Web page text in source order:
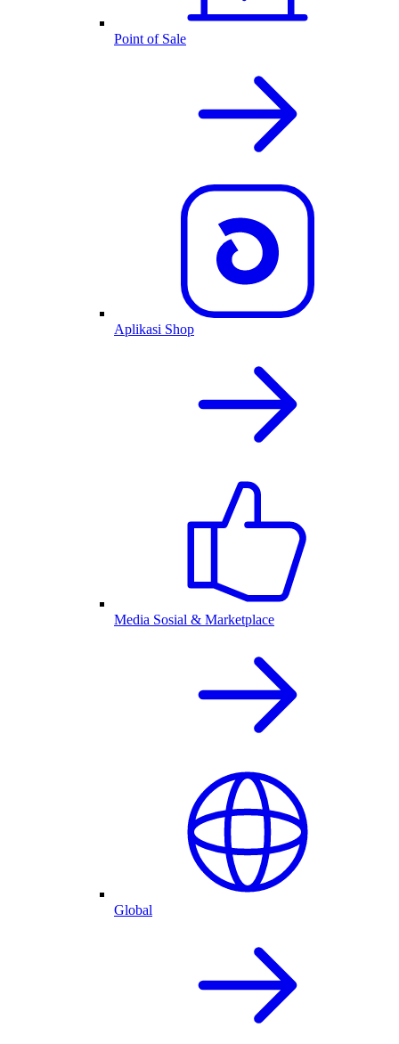
Point of Sale
Aplikasi Shop
Media Sosial & Marketplace
Global